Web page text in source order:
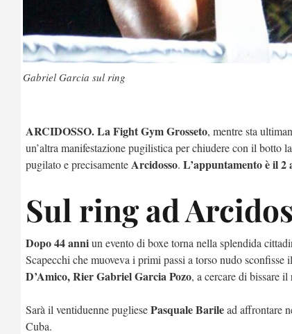
Gabriel Garcia sul ring
ARCIDOSSO.La Fight Gym Grosseto, mentre sta
un’altra manifestazione pugilistica per chiudere con il botto
pugilato e precisamenteArcidosso. L’appuntamento è il 2
Sul ring ad
Dopo 44 anniun evento di boxe torna nella splendida
Scapecchi che muoveva i primi passi a torso nudo
D’Amico, Rier Gabriel Garcia Pozo, a cercare di bissare
Sarà il ventiduenne pugliesePasquale Barilead affrontare
Cuba.